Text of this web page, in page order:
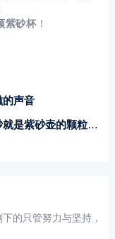
紫砂杯！
的声音
紫砂壶的颗粒感吗？
的只管努力与坚持，